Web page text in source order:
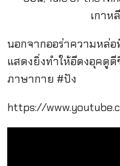
นอกจากออร่าความหล่อ
แสดงยิ่งทำให้อีดงอุคดู
ภาษากาย #ปัง
https://